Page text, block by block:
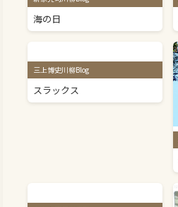
海の日
三上博史川柳Blog
スラックス